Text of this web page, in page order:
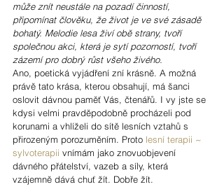
může znít neustále na pozadí činností,
připomínat člověku, že život je ve své zásadě
bohatý. Melodie lesa živí obě strany, tvoří
společnou akci, která je sytí pozorností, tvoří
zázemí pro dobrý růst všeho živého.
Ano, poetická vyjádření zní krásně. A možná
právě tato krása, kterou obsahují, má šanci
oslovit dávnou paměť Vás, čtenářů. I vy jste se
kdysi velmi pravděpodobně procházeli pod
korunami a vhlíželi do sítě lesních vztahů s
přirozeným porozuměním. Proto lesní terapii ~
sylvoterapii vnímám jako znovuobjevení
dávného přátelství, vazeb a síly, která
vzájemně dává chuť žít. Dobře žít.